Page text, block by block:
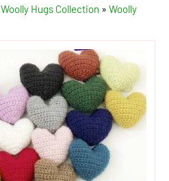
Woolly Hugs Collection » Woolly